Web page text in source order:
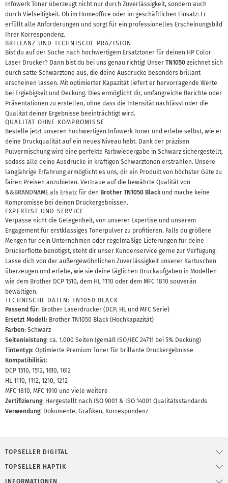
Infowerk Toner überzeugt nicht nur durch Zuverlässigkeit, sondern auch
durch Vielseitigkeit. Ob im Homeoffice oder im geschäftlichen Einsatz: Er
erfüllt alle Anforderungen und sorgt für ein professionelles Erscheinungsbild
Ihrer Korrespondenz.
BRILLANZ UND TECHNISCHE PRÄZISION
Bist du auf der Suche nach hochwertigem Ersatztoner für deinen HP Color
Laser Drucker? Dann bist du bei uns genau richtig! Unser TN1050 zeichnet sich
durch satte Schwarztöne aus, die deine Ausdrucke besonders brillant
erscheinen lassen. Mit optimierter Kapazität liefert er hervorragende Werte
bei Ergiebigkeit und Deckung. Dies ermöglicht dir, umfangreiche Berichte oder
Präsentationen zu erstellen, ohne dass die Intensität nachlässt oder die
Qualität deiner Ergebnisse beeinträchtigt wird.
QUALITÄT OHNE KOMPROMISSE
Bestelle jetzt unseren hochwertigen Infowerk Toner und erlebe selbst, wie er
deine Druckqualität auf ein neues Niveau hebt. Dank der präzisen
Pulvermischung wird eine perfekte Farbwiedergabe in Schwarz sichergestellt,
sodass alle deine Ausdrucke in kräftigen Schwarztönen erstrahlen. Unsere
langjährige Erfahrung ermöglicht es uns, dir ein Produkt von höchster Güte zu
fairen Preisen anzubieten. Vertraue auf die bewährte Qualität von
&&BRANDNAME als Ersatz für den Brother TN1050 Blackund mache keine
Kompromisse bei deinen Druckergebnissen.
EXPERTISE UND SERVICE
Verpasse nicht die Gelegenheit, von unserer Expertise und unserem
Engagement für erstklassiges Tonerpulver zu profitieren. Falls du größere
Mengen für dein Unternehmen oder regelmäßige Lieferungen für deine
Druckerflotte benötigst, steht dir unser Kundenservice gerne zur Verfügung.
Lasse dich von der außergewöhnlichen Zuverlässigkeit unserer Kartuschen
überzeugen und erlebe, wie sie deine täglichen Druckaufgaben in Modellen
wie dem Brother DCP 1510, dem HL 1110 oder dem MFC 1810 souverän
bewältigen.
TECHNISCHE DATEN: TN1050 BLACK
Passend für: Brother Laserdrucker (DCP, HL und MFC Serie)
Ersetzt Modell: Brother TN1050 Black (Hochkapazität)
Farben: Schwarz
Seitenleistung: ca. 1.000 Seiten (gemäß ISO/IEC 24711 bei 5% Deckung)
Tintentyp: Optimierte Premium-Toner für brillante Druckergebnisse
Kompatibilität:
DCP 1510, 1512, 1610, 1612
HL 1110, 1112, 1210, 1212
MFC 1810, MFC 1910 und viele weitere
Zertifizierung: Hergestellt nach ISO 9001 & ISO 14001 Qualitätsstandards
Verwendung: Dokumente, Grafiken, Korrespondenz
TOPSELLER DIGITAL
TOPSELLER HAPTIK
INFORMATIONEN